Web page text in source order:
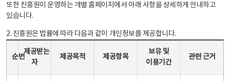
또한 진흥원이 운영하는 개별 홈페이지에서 아래 사항을 상세하게 안내하고
있습니다.
2. 진흥원은 법률에 따라 다음과 같이 개인정보를 제공합니다.
순번
제공받는
자
제공목적 제공항목
보유 및
이용기간
관련 근거